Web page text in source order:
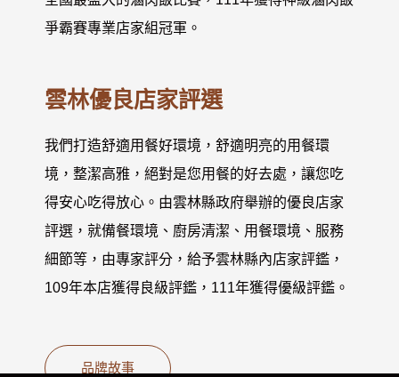
爭霸賽專業店家組冠軍。
雲林優良店家評選
我們打造舒適用餐好環境，舒適明亮的用餐環
境，整潔高雅，絕對是您用餐的好去處，讓您吃
得安心吃得放心。由雲林縣政府舉辦的優良店家
評選，就備餐環境、廚房清潔、用餐環境、服務
細節等，由專家評分，給予雲林縣內店家評鑑，
109年本店獲得良級評鑑，111年獲得優級評鑑。
品牌故事